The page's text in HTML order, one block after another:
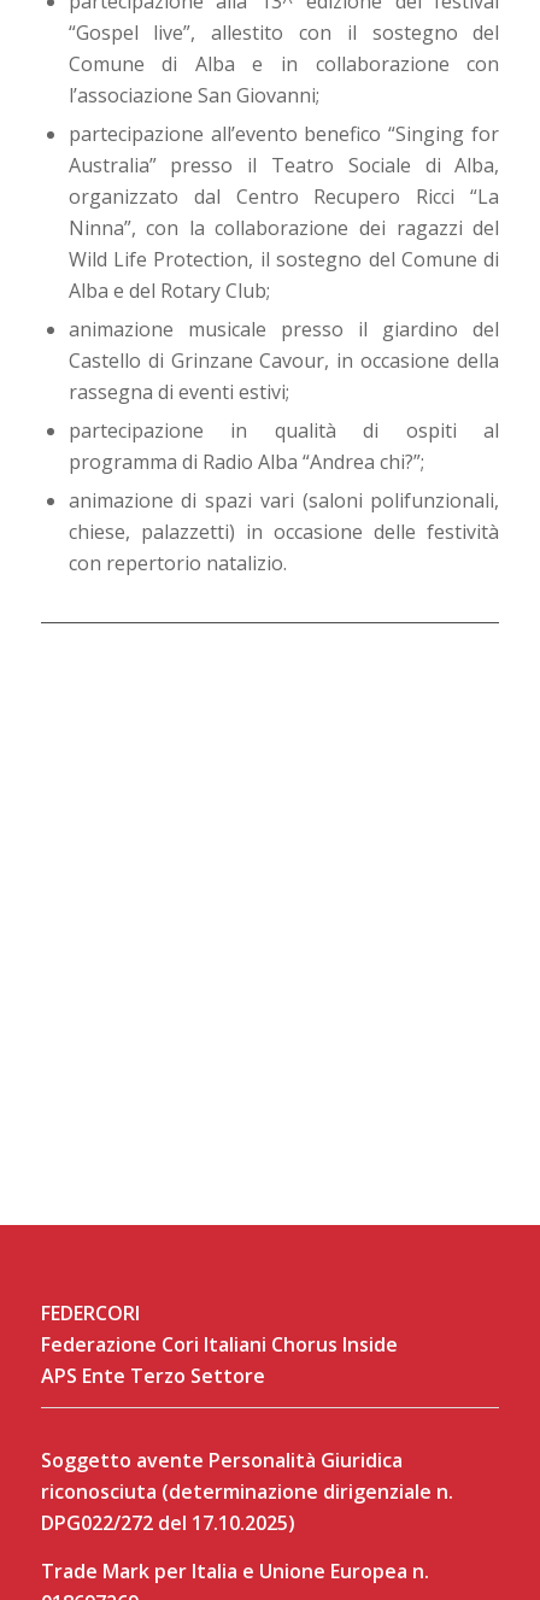
“Gospel live”, allestito con il sostegno del
Comune di Alba e in collaborazione con
l’associazione San Giovanni;
partecipazione all’evento benefico “Singing for
Australia” presso il Teatro Sociale di Alba,
organizzato dal Centro Recupero Ricci “La
Ninna”, con la collaborazione dei ragazzi del
Wild Life Protection, il sostegno del Comune di
Alba e del Rotary Club;
animazione musicale presso il giardino del
Castello di Grinzane Cavour, in occasione della
rassegna di eventi estivi;
partecipazione in qualità di ospiti al
programma di Radio Alba “Andrea chi?”;
animazione di spazi vari (saloni polifunzionali,
chiese, palazzetti) in occasione delle festività
con repertorio natalizio.
FEDERCORI
Federazione Cori Italiani Chorus Inside
APS Ente Terzo Settore
Soggetto avente Personalità Giuridica
riconosciuta (determinazione dirigenziale n.
DPG022/272 del 17.10.2025)
Trade Mark per Italia e Unione Europea n.